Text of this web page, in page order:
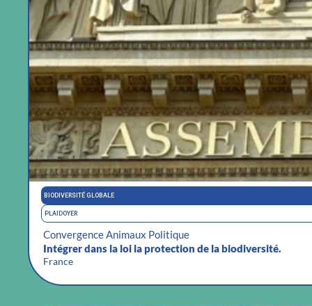
BIODIVERSITÉ GLOBALE
PLAIDOYER
Convergence Animaux Politique
Intégrer dans la loi la protection de la biodiversité.
France